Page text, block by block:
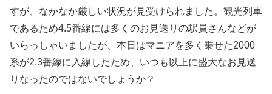
すが、なかなか厳しい状況が見受けられました。観光列車
であるため4.5番線には多くのお見送りの駅員さんなどが
いらっしゃいましたが、本日はマニアを多く乗せた2000
系が2.3番線に入線したため、いつも以上に盛大なお見送
りなったのではないでしょうか？